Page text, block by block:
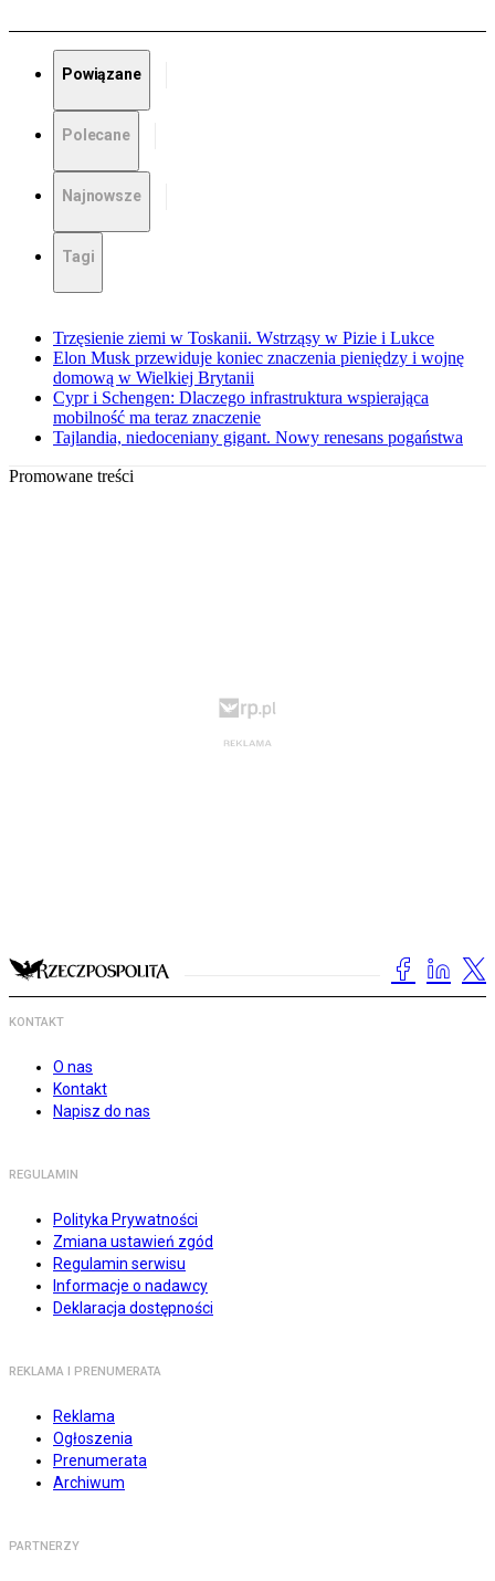
Powiązane
Polecane
Najnowsze
Tagi
Trzęsienie ziemi w Toskanii. Wstrząsy w Pizie i Lukce
Elon Musk przewiduje koniec znaczenia pieniędzy i wojnę
domową w Wielkiej Brytanii
Cypr i Schengen: Dlaczego infrastruktura wspierająca
mobilność ma teraz znaczenie
Tajlandia, niedoceniany gigant. Nowy renesans pogaństwa
Promowane treści
KONTAKT
O nas
Kontakt
Napisz do nas
REGULAMIN
Polityka Prywatności
Zmiana ustawień zgód
Regulamin serwisu
Informacje o nadawcy
Deklaracja dostępności
REKLAMA I PRENUMERATA
Reklama
Ogłoszenia
Prenumerata
Archiwum
PARTNERZY